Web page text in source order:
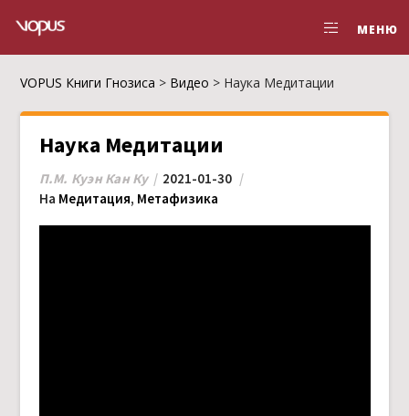
МЕНЮ
VOPUS Книги Гнозиса > Видео > Наука Медитации
Наука Медитации
П.М. Куэн Кан Ку
2021-01-30
На Медитация, Метафизика